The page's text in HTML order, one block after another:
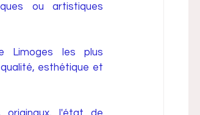
ou artistiques
Limoges les plus
esthétique et